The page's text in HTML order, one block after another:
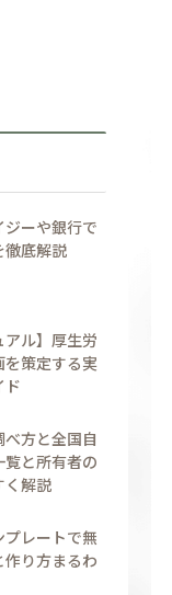
ーや銀行で
徹底解説
アル】厚生労
策定する実
ド
方と全国自
と所有者の
く解説
レートで無
り方まるわ